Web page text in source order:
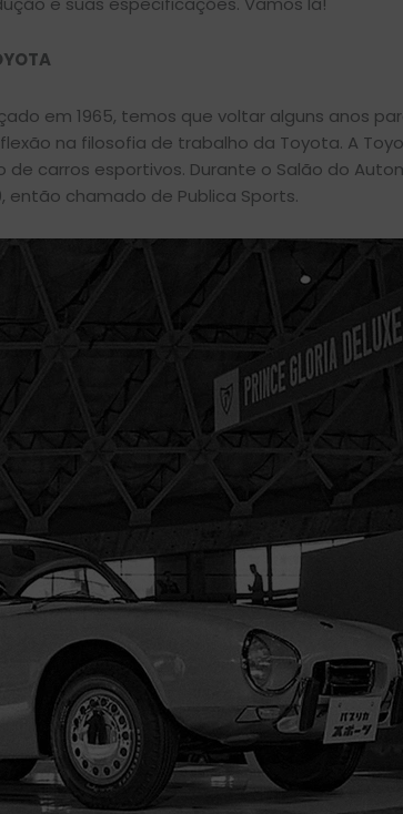
em 1965, temos que voltar alguns anos
na filosofia de trabalho da Toyota. A
carros esportivos. Durante o Salão do
chamado de Publica Sports.